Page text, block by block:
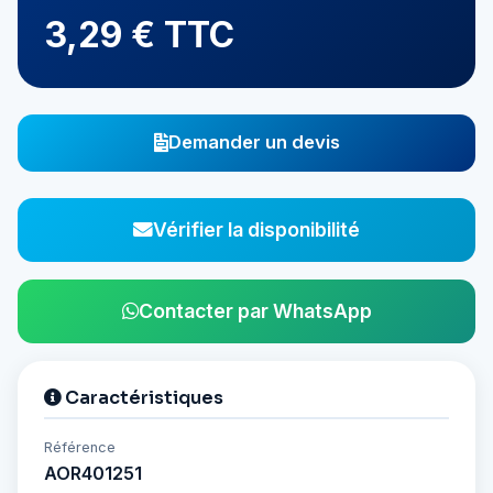
3,29 € TTC
Demander un devis
Vérifier la disponibilité
Contacter par WhatsApp
Caractéristiques
Référence
AOR401251